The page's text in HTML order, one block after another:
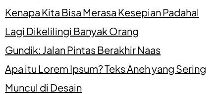
Kenapa Kita Bisa Merasa Kesepian Padahal
Lagi Dikelilingi Banyak Orang
Gundik: Jalan Pintas Berakhir Naas
Apa itu Lorem Ipsum? Teks Aneh yang Sering
Muncul di Desain